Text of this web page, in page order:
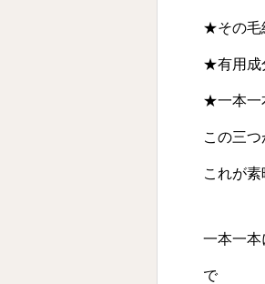
★その毛
★有用成
★一本一
この三
これが素
一本一本
で